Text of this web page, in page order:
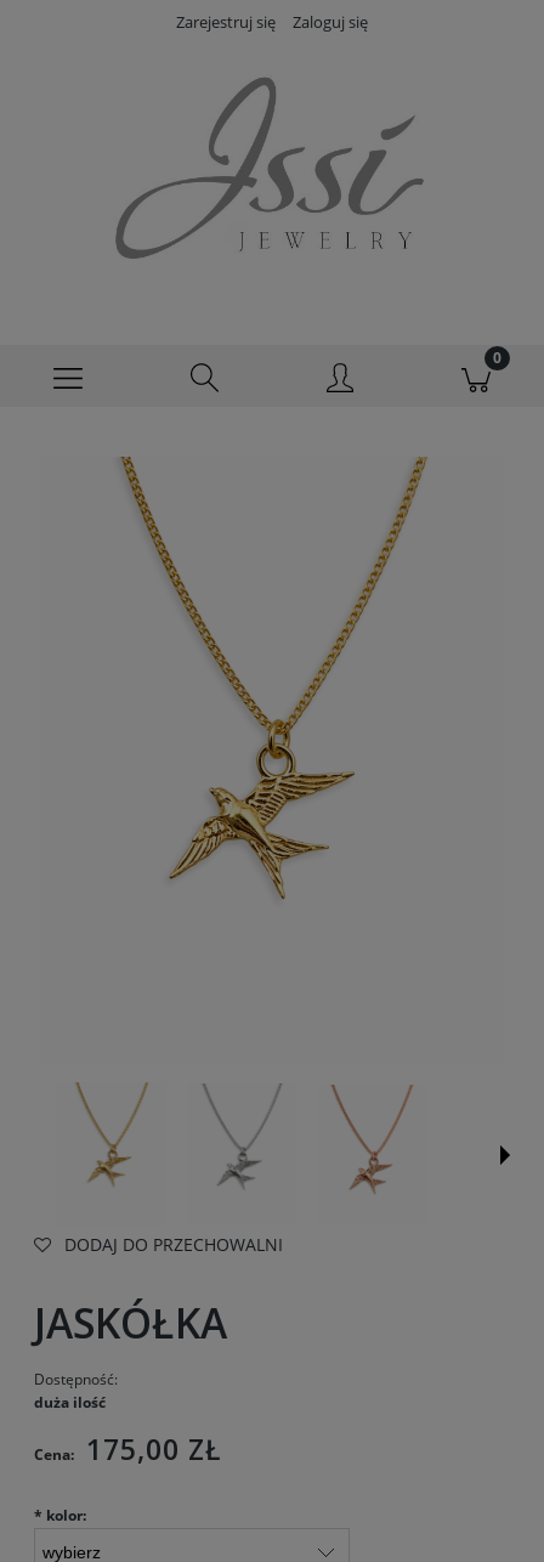
Zarejestruj się Zaloguj się
DODAJ DO PRZECHOWALNI
JASKÓŁKA
Dostępność:
duża ilość
Cena: 175,00 ZŁ
* kolor: